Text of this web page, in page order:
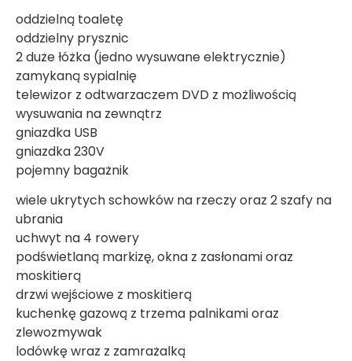
oddzielną toaletę
oddzielny prysznic
2 duże łóżka (jedno wysuwane elektrycznie)
zamykaną sypialnię
telewizor z odtwarzaczem DVD z możliwością
wysuwania na zewnątrz
gniazdka USB
gniazdka 230V
pojemny bagażnik
wiele ukrytych schowków na rzeczy oraz 2 szafy na
ubrania
uchwyt na 4 rowery
podświetlaną markizę, okna z zasłonami oraz
moskitierą
drzwi wejściowe z moskitierą
kuchenkę gazową z trzema palnikami oraz
zlewozmywak
lodówkę wraz z zamrażalką